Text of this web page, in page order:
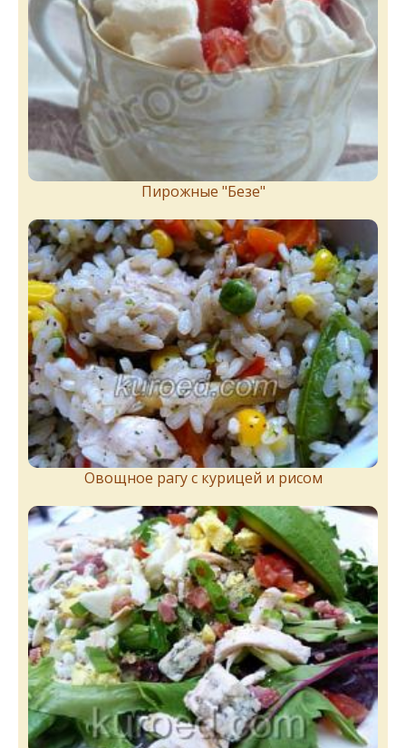
Пирожныe "Бeзe"
Овощное рагу с курицей и рисом